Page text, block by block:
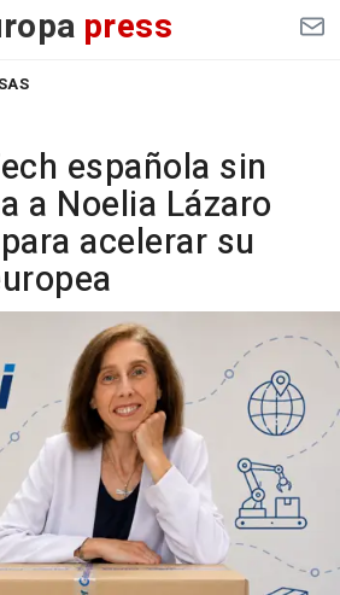
press
española sin
a Noelia Lázaro
acelerar su